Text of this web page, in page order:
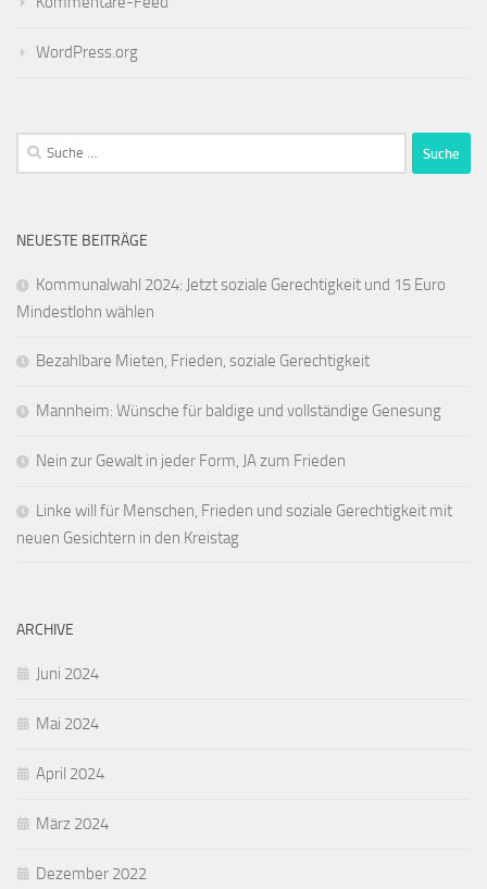
WordPress.org
Suche
nach:
NEUESTE BEITRÄGE
Kommunalwahl 2024: Jetzt soziale Gerechtigkeit und 15 Euro
Mindestlohn wählen
Bezahlbare Mieten, Frieden, soziale Gerechtigkeit
Mannheim: Wünsche für baldige und vollständige Genesung
Nein zur Gewalt in jeder Form, JA zum Frieden
Linke will für Menschen, Frieden und soziale Gerechtigkeit mit
neuen Gesichtern in den Kreistag
ARCHIVE
Juni 2024
Mai 2024
April 2024
März 2024
Dezember 2022